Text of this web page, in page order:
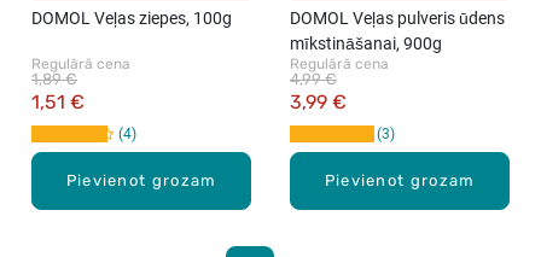
Pievienot grozam
DOMOL Veļas ziepes, 100g
Regulārā cena
1,51 €
1,89 €
4
Pievienot grozam
DOMOL Veļas pulveris ūdens
mīkstināšanai, 900g
Regulārā cena
3,99 €
4,99 €
3